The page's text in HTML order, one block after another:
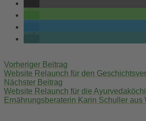
navigation
Vorheriger Beitrag
Website Relaunch für den
Nächster Beitrag
Website Relaunch für die
Ernährungsberaterin Karin Schuller aus